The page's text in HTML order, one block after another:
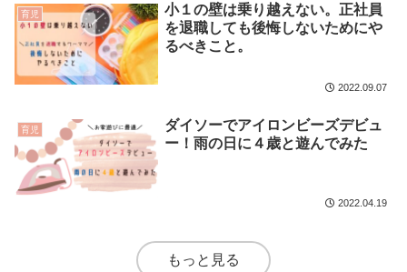
育児
小１の壁は乗り越えない。正社員
を退職しても後悔しないためにや
るべきこと。
2022.09.07
育児
ダイソーでアイロンビーズデビュ
ー！雨の日に４歳と遊んでみた
2022.04.19
もっと見る